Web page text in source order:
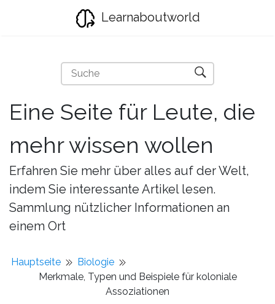
Learnaboutworld
Eine Seite für Leute, die
mehr wissen wollen
Erfahren Sie mehr über alles auf der Welt,
indem Sie interessante Artikel lesen.
Sammlung nützlicher Informationen an
einem Ort
Hauptseite
Biologie
Merkmale, Typen und Beispiele für koloniale
Assoziationen